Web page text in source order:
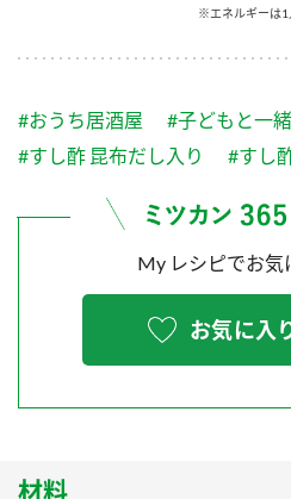
ふりかけ
炊き込みご飯の素
つゆ
納豆のサイト
三ツ判山吹
スペシャルサイト
お酢を知ろう！
すしラボ
納豆の豆知識
ミツカンの歴史
MIM（ミツカンミュ
お客様相談センター
お客様の声をいかしました
販売終了製品のご案内
よくあるご質問
※エネルギーは1
#おうち居酒屋 #子どもと一
#すし酢 昆布だし入り
#すし
My レシピでお気
お気に入
材料